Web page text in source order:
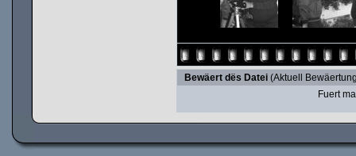
Bewäert dës Datei(Aktuell
Fuert